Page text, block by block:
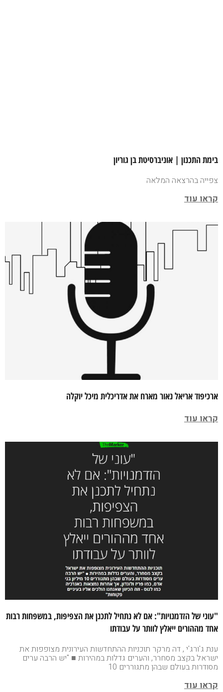
בימת התכנון | אוניברסיטת בן גוריון
צפייה בהרצאה המלאה
קראו עוד
ארכיפוד אריאל נאור מארח את אדריכלית מיכל יוקלה
קראו עוד
"עוני של הזדמנויות": אם לא נתחיל לתכנן את הצפיפות, במשפחות רבות
אחד מההורים ייאלץ לוותר על עבודתו
ענת ג'ורג'י , דה מרקר תוכניות ההתחדשות העירונית מצופפות את
ישראל בקצב מסחרר, והערים גדלות במהירות ■ "יש הרבה ערים
מסודרות בעולם שבהן מתגוררים 10
קראו עוד